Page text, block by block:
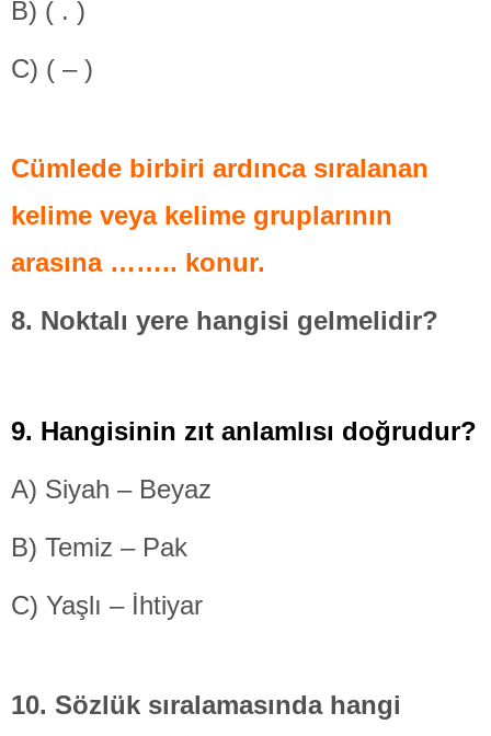
B) ( . )
C) ( – )
Cümlede birbiri ardınca sıralanan
kelime veya kelime gruplarının
arasına …….. konur.
8. Noktalı yere hangisi gelmelidir?
9. Hangisinin zıt anlamlısı doğrudur?
A) Siyah – Beyaz
B) Temiz – Pak
C) Yaşlı – İhtiyar
10. Sözlük sıralamasında hangi